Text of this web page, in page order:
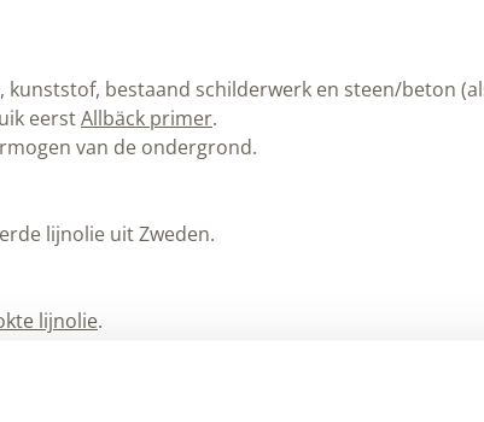
bestaand schilderwerk en steen/beton
eerstAllbäck primer.
van de ondergrond.
lijnolie uit Zweden.
lijnolie.
varkensharen kwast of de Allbäck kwasten,